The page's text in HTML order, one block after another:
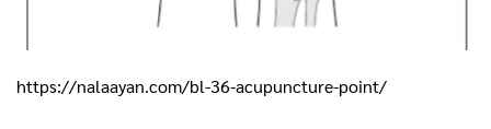
https://nalaayan.com/bl-36-acupuncture-point/